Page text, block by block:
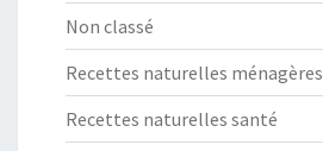
Non classé
Recettes naturelles ménagères
Recettes naturelles santé